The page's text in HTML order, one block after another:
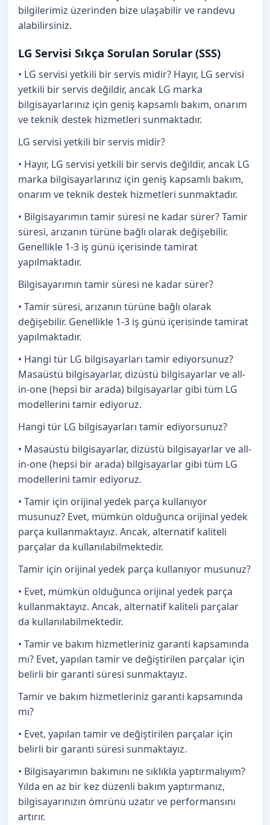
bilgilerimiz üzerinden bize ulaşabilir ve randevu
alabilirsiniz.
LG Servisi Sıkça Sorulan Sorular (SSS)
• LG servisi yetkili bir servis midir? Hayır, LG servisi
yetkili bir servis değildir, ancak LG marka
bilgisayarlarınız için geniş kapsamlı bakım, onarım
ve teknik destek hizmetleri sunmaktadır.
LG servisi yetkili bir servis midir?
• Hayır, LG servisi yetkili bir servis değildir, ancak LG
marka bilgisayarlarınız için geniş kapsamlı bakım,
onarım ve teknik destek hizmetleri sunmaktadır.
• Bilgisayarımın tamir süresi ne kadar sürer? Tamir
süresi, arızanın türüne bağlı olarak değişebilir.
Genellikle 1-3 iş günü içerisinde tamirat
yapılmaktadır.
Bilgisayarımın tamir süresi ne kadar sürer?
• Tamir süresi, arızanın türüne bağlı olarak
değişebilir. Genellikle 1-3 iş günü içerisinde tamirat
yapılmaktadır.
• Hangi tür LG bilgisayarları tamir ediyorsunuz?
Masaüstü bilgisayarlar, dizüstü bilgisayarlar ve all-
in-one (hepsi bir arada) bilgisayarlar gibi tüm LG
modellerini tamir ediyoruz.
Hangi tür LG bilgisayarları tamir ediyorsunuz?
• Masaüstü bilgisayarlar, dizüstü bilgisayarlar ve all-
in-one (hepsi bir arada) bilgisayarlar gibi tüm LG
modellerini tamir ediyoruz.
• Tamir için orijinal yedek parça kullanıyor
musunuz? Evet, mümkün olduğunca orijinal yedek
parça kullanmaktayız. Ancak, alternatif kaliteli
parçalar da kullanılabilmektedir.
Tamir için orijinal yedek parça kullanıyor musunuz?
• Evet, mümkün olduğunca orijinal yedek parça
kullanmaktayız. Ancak, alternatif kaliteli parçalar
da kullanılabilmektedir.
• Tamir ve bakım hizmetleriniz garanti kapsamında
mı? Evet, yapılan tamir ve değiştirilen parçalar için
belirli bir garanti süresi sunmaktayız.
Tamir ve bakım hizmetleriniz garanti kapsamında
mı?
• Evet, yapılan tamir ve değiştirilen parçalar için
belirli bir garanti süresi sunmaktayız.
• Bilgisayarımın bakımını ne sıklıkla yaptırmalıyım?
Yılda en az bir kez düzenli bakım yaptırmanız,
bilgisayarınızın ömrünü uzatır ve performansını
artırır.